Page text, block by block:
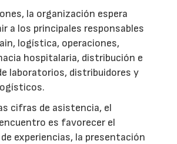
la organización espera
a los principales responsables
logística, operaciones,
hospitalaria, distribución e
laboratorios, distribuidores y
cifras de asistencia, el
es favorecer el
experiencias, la presentación